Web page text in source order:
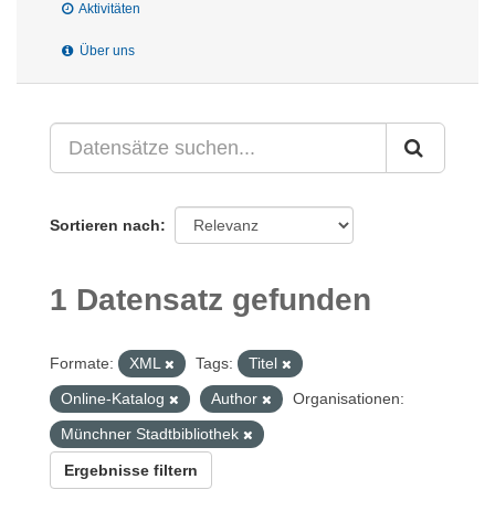
Aktivitäten
Über uns
Sortieren nach
1 Datensatz gefunden
Formate: XML Tags:
Titel
Online-Katalog
Author
Organisationen:
Münchner Stadtbibliothek
Ergebnisse filtern